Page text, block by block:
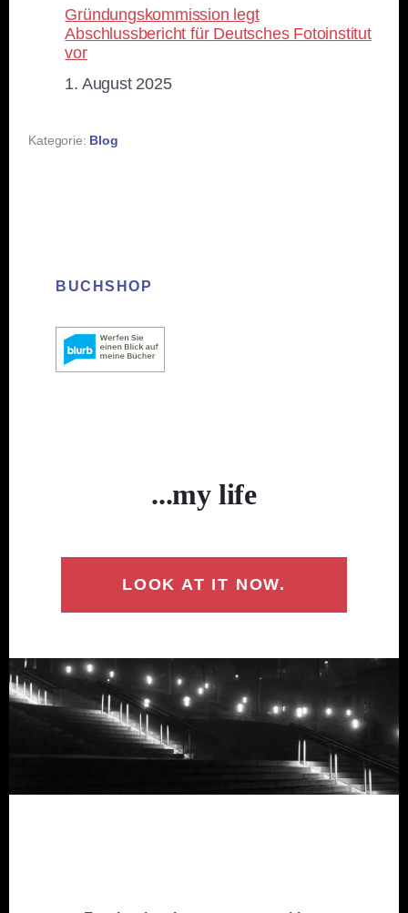
Gründungskommission legt
Abschlussbericht für Deutsches Fotoinstitut
vor
Datum
1. August 2025
Kategorie: Blog
BUCHSHOP
...my life
LOOK AT IT NOW.